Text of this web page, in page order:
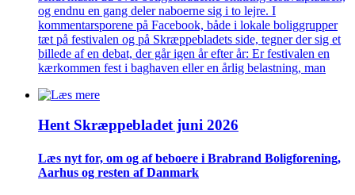
og endnu en gang deler naboerne sig i to lejre. I
kommentarsporene på Facebook, både i lokale boliggrupper
tæt på festivalen og på Skræppebladets side, tegner der sig et
billede af en debat, der går igen år efter år: Er festivalen en
kærkommen fest i baghaven eller en årlig belastning, man
Hent Skræppe­bladet juni 2026
Læs nyt for, om og af beboere i Brabrand Bolig­forening,
Aarhus og resten af Danmark